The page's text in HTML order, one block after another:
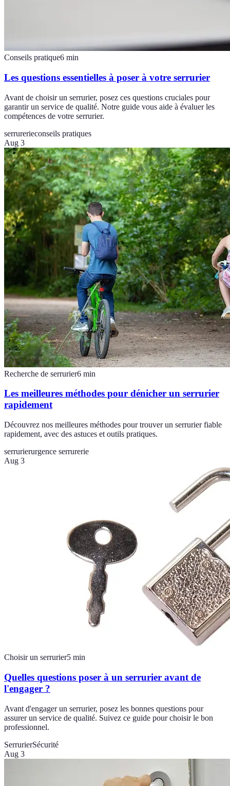
Conseils pratique6 min
Les questions essentielles à poser à votre serrurier
Avant de choisir un serrurier, posez ces questions cruciales pour
garantir un service de qualité. Notre guide vous aide à évaluer les
compétences de votre serrurier.
serrurerieconseils pratiques
Aug 3
Recherche de serrurier6 min
Les meilleures méthodes pour dénicher un serrurier
rapidement
Découvrez nos meilleures méthodes pour trouver un serrurier fiable
rapidement, avec des astuces et outils pratiques.
serrurierurgence serrurerie
Aug 3
Choisir un serrurier5 min
Quelles questions poser à un serrurier avant de
l'engager ?
Avant d'engager un serrurier, posez les bonnes questions pour
assurer un service de qualité. Suivez ce guide pour choisir le bon
professionnel.
SerrurierSécurité
Aug 3